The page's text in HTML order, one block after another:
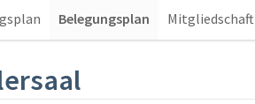
Belegungsplan Mitgliedschaft